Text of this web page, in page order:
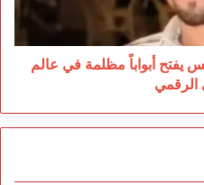
يفتح أبواباً مظلمة في عالم
الرقمي